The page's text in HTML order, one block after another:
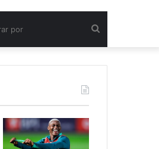
por